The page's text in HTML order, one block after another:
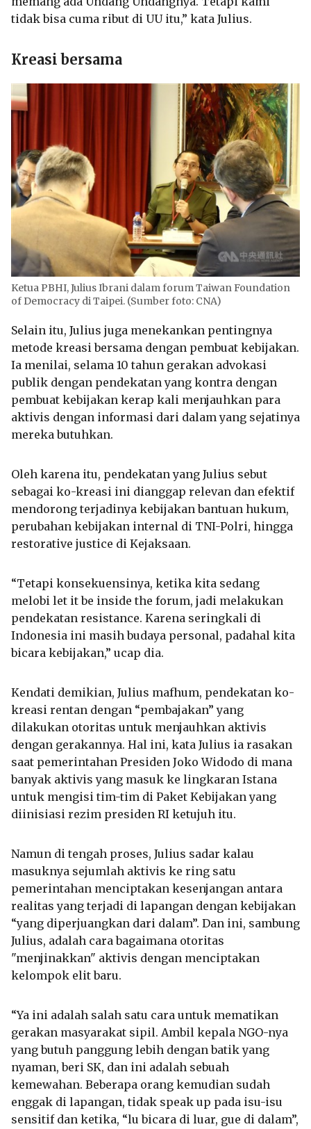
tidak bisa cuma ribut di UU itu,” kata Julius.
Kreasi bersama
Ketua PBHI, Julius Ibrani dalam forum Taiwan Foundation
of Democracy di Taipei. (Sumber foto: CNA)
Selain itu, Julius juga menekankan pentingnya
metode kreasi bersama dengan pembuat kebijakan.
Ia menilai, selama 10 tahun gerakan advokasi
publik dengan pendekatan yang kontra dengan
pembuat kebijakan kerap kali menjauhkan para
aktivis dengan informasi dari dalam yang sejatinya
mereka butuhkan.
Oleh karena itu, pendekatan yang Julius sebut
sebagai ko-kreasi ini dianggap relevan dan efektif
mendorong terjadinya kebijakan bantuan hukum,
perubahan kebijakan internal di TNI-Polri, hingga
restorative justice di Kejaksaan.
“Tetapi konsekuensinya, ketika kita sedang
melobi let it be inside the forum, jadi melakukan
pendekatan resistance. Karena seringkali di
Indonesia ini masih budaya personal, padahal kita
bicara kebijakan,” ucap dia.
Kendati demikian, Julius mafhum, pendekatan ko-
kreasi rentan dengan “pembajakan” yang
dilakukan otoritas untuk menjauhkan aktivis
dengan gerakannya. Hal ini, kata Julius ia rasakan
saat pemerintahan Presiden Joko Widodo di mana
banyak aktivis yang masuk ke lingkaran Istana
untuk mengisi tim-tim di Paket Kebijakan yang
diinisiasi rezim presiden RI ketujuh itu.
Namun di tengah proses, Julius sadar kalau
masuknya sejumlah aktivis ke ring satu
pemerintahan menciptakan kesenjangan antara
realitas yang terjadi di lapangan dengan kebijakan
“yang diperjuangkan dari dalam”. Dan ini, sambung
Julius, adalah cara bagaimana otoritas
"menjinakkan" aktivis dengan menciptakan
kelompok elit baru.
“Ya ini adalah salah satu cara untuk mematikan
gerakan masyarakat sipil. Ambil kepala NGO-nya
yang butuh panggung lebih dengan batik yang
nyaman, beri SK, dan ini adalah sebuah
kemewahan. Beberapa orang kemudian sudah
enggak di lapangan, tidak speak up pada isu-isu
sensitif dan ketika, “lu bicara di luar, gue di dalam”,